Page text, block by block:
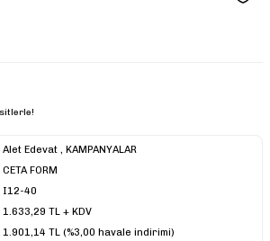
Alet Edevat ,KAMPANYALAR
CETA FORM
I12-40
1.633,29 TL + KDV
1.901,14 TL (%3,00 havale indirimi)